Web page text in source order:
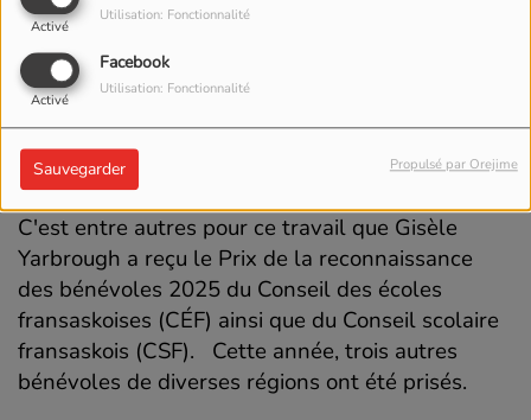
Activé
Utilisation: Fonctionnalité
Facebook
Activé
Utilisation: Fonctionnalité
Sauvegarder Propulsé par Orejime
C'est entre autres pour ce travail que Gisèle
Yarbrough a reçu le Prix de la reconnaissance
des bénévoles 2025 du Conseil des écoles
fransaskoises (CÉF) ainsi que du Conseil scolaire
fransaskois (CSF). Cette année, trois autres
bénévoles de diverses régions ont été prisés.